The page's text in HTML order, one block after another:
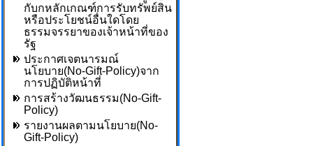
กับกหลักเกณฑ์การรับทรัพย์สิน
หรือประโยชน์อื่นใดโดย
ธรรมจรรยาของเจ้าหน้าที่ของ
รัฐ
ประกาศเจตนารมณ์
นโยบาย(No-Gift-Policy)จาก
การปฏิบัติหน้าที่
การสร้างวัฒนธรรม(No-Gift-
Policy)
รายงานผลตามนโยบาย(No-
Gift-Policy)